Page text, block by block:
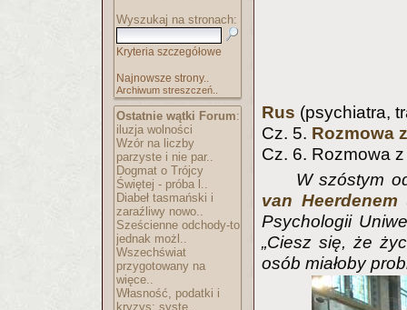
Wyszukaj na stronach:
Kryteria szczegółowe
Najnowsze strony..
Archiwum streszczeń..
Ostatnie wątki Forum:
iluzja wolności
Wzór na liczby
parzyste i nie par..
Dogmat o Trójcy
Świętej - próba l..
Diabeł tasmański i
zaraźliwy nowo..
Sześcienne odchody-to
jednak możl..
Wszechświat
przygotowany na
więce..
Własność, podatki i
kryzys: syste..
Rus (psychiatra,
Cz. 5. Rozmowa
Cz. 6. Rozmowa
W szóstym
van Heerdenem
Psychologii
„Ciesz się, że
osób miałoby